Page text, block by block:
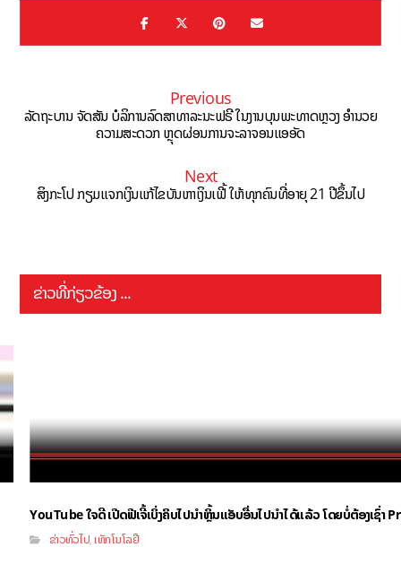
Previous
ລັດຖະບານ ຈັດສັນ ບໍລິການລົດສາທາລະນະຟຣີ ໃນງານບຸນພະທາດຫຼວງ ອຳນວຍ
ຄວາມສະດວກ ຫຼຸດຜ່ອນການຈະລາຈອນແອອັດ
Next
ສິງກະໂປ ກຽມແຈກເງິນແກ້ໄຂບັນຫາເງິນເຟີ້ ໃຫ້ທຸກຄົນທີ່ອາຍຸ 21 ປີຂຶ້ນໄປ
ຂ່າວທີ່ກ່ຽວຂ້ອງ ...
YouTube ໃຈດີ ເປີດຟີເຈີ້ເບິ່ງຄິບໄປນຳຫຼິ້ນແອັບອື່ນໄປນຳໄດ້ແລ້ວ ໂດຍບໍ່ຕ້ອງເຊົ່າ
ຂ່າວທົ່ວໄປ,ເທັກໂນໂລຢີ